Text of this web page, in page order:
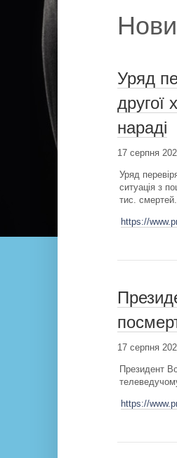
Уряд
другої
нараді
17 серпня
Уряд
ситуація з
тис. смертей.
https://
17 серпня
Президент
https://